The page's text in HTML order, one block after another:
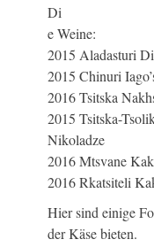
Di
e Weine:
2015 Aladasturi
2015 Chinuri
2016 Tsitska
2015 Tsitska-
Nikoladze
2016 Mtsvane
2016 Rkatsiteli
Hier sind einige
der Käse bieten.